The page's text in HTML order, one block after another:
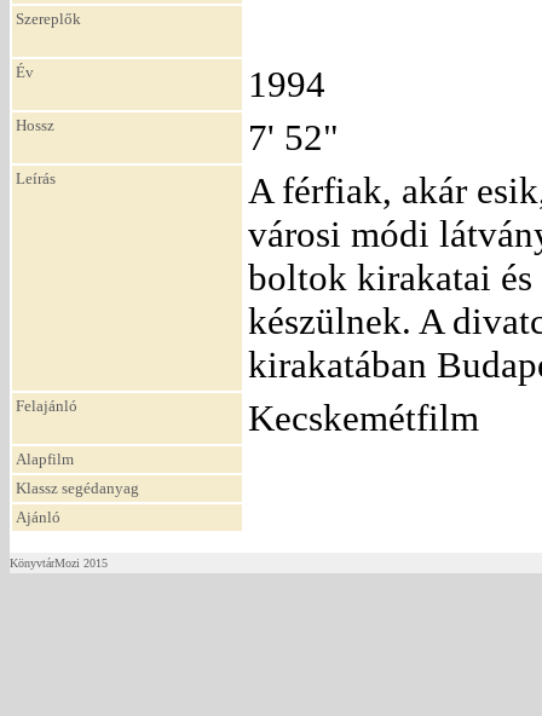
Szereplők
Év 1994
Hossz 7' 52"
Leírás
A férfiak, akár
városi módi
boltok kirakatai
készülnek. A
kirakatában
Felajánló Kecskemétfilm
Alapfilm
Klassz segédanyag
Ajánló
KönyvtárMozi 2015